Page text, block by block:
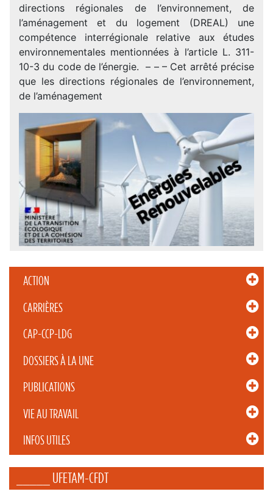
ACTION
CARRIÈRES
CAP-CCP-LDG
DOSSIERS À LA UNE
PUBLICATIONS
VIE AU TRAVAIL
INFOS UTILES
_____ UFETAM-CFDT
directions régionales de l’environnement, de
l’aménagement et du logement (DREAL) une
compétence interrégionale relative aux études
environnementales mentionnées à l’article L. 311-
10-3 du code de l’énergie. – – – Cet arrêté précise
que les directions régionales de l’environnement,
de l’aménagement